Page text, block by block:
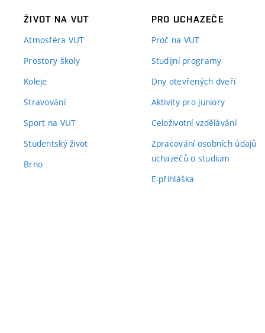
ŽIVOT NA VUT
Atmosféra VUT
Prostory školy
Koleje
Stravování
Sport na VUT
Studentský život
Brno
PRO UCHAZEČE
Proč na VUT
Studijní programy
Dny otevřených dveří
Aktivity pro juniory
Celoživotní vzdělávání
Zpracování osobních údajů
uchazečů o studium
E-přihláška